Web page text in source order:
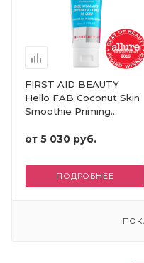
FIRST AID BEAUTY
Hello FAB Coconut Skin
Smoothie Priming
от 5 030 руб.
ПОДРОБНЕЕ